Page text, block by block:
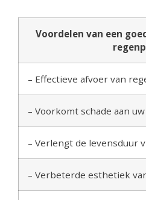
Voordelen van een
– Effectieve afvoer van
– Voorkomt schade aan
– Verlengt de levensduur
– Verbeterde esthetiek